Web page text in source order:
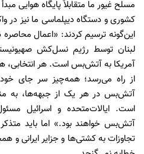
مسلح غیور ما متقابلاً پایگاه هوایی
کشوری و دستگاه دیپلماسی ما نیز در
این‌گونه ترسیم کردند: «اعمال
لبنان توسط رژیم نسل‌کش
آمریکا به آتش‌بس است. هر انتخابی،
از راه می‌رسد؛ همه‌چیز سر جای
آتش‌بس در هر یک از جبهه‌ها، به
است. ایالات‌متحده و اسرائیل
آتش‌بس خواهند بود.» اما باید
تجاوزات به کشتی‌ها و جزایر ایرانی و